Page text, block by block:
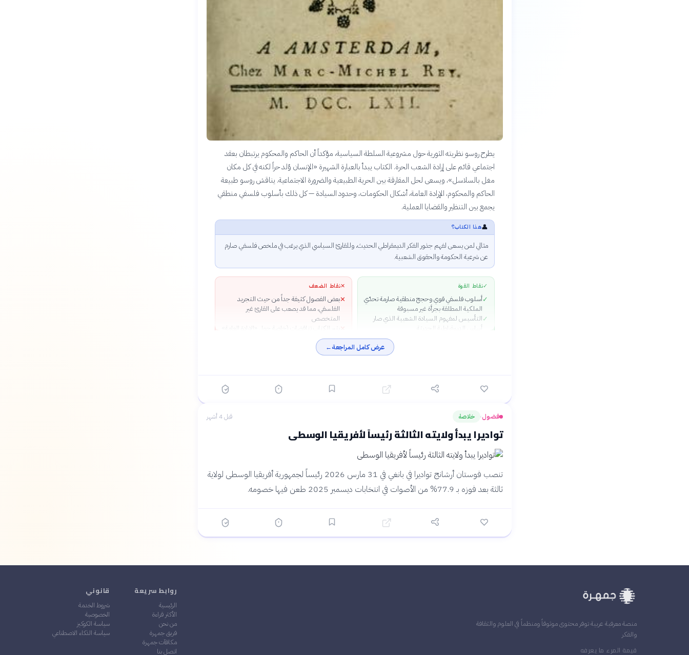
يطرح روسو نظريته الثورية حول مشروعية السلطة السياسية، مؤكداً أن الحاكم والمحكوم يرتبطان بعقد
اجتماعي قائم على إرادة الشعب الحرة. الكتاب يبدأ بالعبارة الشهيرة «الإنسان وُلد حراً لكنه في كل مكان
مغل بالسلاسل»، ويسعى لحل المفارقة بين الحرية الطبيعية والضرورة الاجتماعية. يناقش روسو طبيعة
الحاكم والمحكوم، الإرادة العامة، أشكال الحكومات، وحدود السيادة — كل ذلك بأسلوب فلسفي منطقي
يجمع بين التنظير والقضايا العملية.
👤هذا الكتاب؟
مثالي لمن يسعى لفهم جذور الفكر الديمقراطي الحديث، وللقارئ السياسي الذي يرغب في ملخص فلسفي صارم
عن شرعية الحكومة والحقوق الشعبية.
✓نقاط القوة
✓أسلوب فلسفي قوي وحجج منطقية صارمة تحدّي
الملكية المطلقة بجرأة غير مسبوقة
✓التأسيس لمفهوم السيادة الشعبية الذي صار
أساس الديمقراطية الحديثة
الربط العميق بين طبيعة الإنسان وطبيعة النظام
رغم قدمه (260 سنة)، يظل الكتاب حياً وذا صلة
✕نقاط الضعف
✕بعض الفصول كثيفة جداً من حيث التجريد
الفلسفي، مما قد يصعب على القارئ غير
المتخصص
✕
يثير الكتاب تناقضات (خاصة حول «الإرادة العامة»
و«تمثيل الشعب») لم يحسمها روسو بشكل
نهائي
عرض كامل المراجعة←
فضول› خلاصة قبل 4 أشهر
تواديرا يبدأ ولايته الثالثة رئيساً لأفريقيا الوسطى
تنصب فوستان أرشانج تواديرا في بانغي في 31 مارس 2026 رئيساً لجمهورية أفريقيا الوسطى لولاية
ثالثة بعد فوزه بـ 77.9% من الأصوات في انتخابات ديسمبر 2025 طعن فيها خصومه.
منصة معرفية عربية توفر محتوى موثوقاً ومنظماً في العلوم والثقافة
والفكر
قيمة المرء ما يعرفه
روابط سريعة
الرئيسية
الأكثر قراءة
من نحن
فريق جمهرة
مكافآت جمهرة
اتصل بنا
قانوني
شروط الخدمة
الخصوصية
سياسة الكوكيز
سياسة الذكاء الاصطناعي